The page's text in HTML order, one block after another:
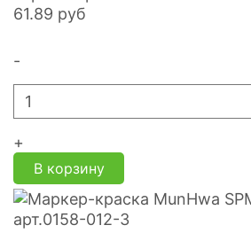
61.89 руб
-
+
В корзину